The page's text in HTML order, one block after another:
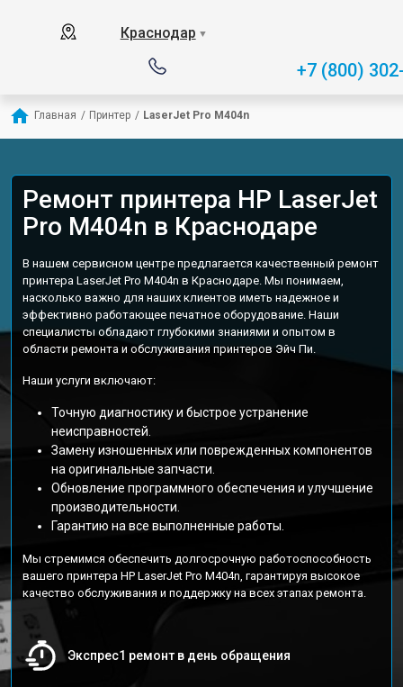
Краснодар ▼
+7 (800)
Главная / Принтер / LaserJet Pro M404n
Ремонт принтера HP LaserJet
Pro M404n в Краснодаре
В нашем сервисном центре предлагается качественный ремонт
принтера LaserJet Pro M404n в Краснодаре. Мы понимаем,
насколько важно для наших клиентов иметь надежное и
эффективно работающее печатное оборудование. Наши
специалисты обладают глубокими знаниями и опытом в
области ремонта и обслуживания принтеров Эйч Пи.
Наши услуги включают:
Точную диагностику и быстрое устранение
неисправностей.
Замену изношенных или поврежденных компонентов
на оригинальные запчасти.
Обновление программного обеспечения и улучшение
производительности.
Гарантию на все выполненные работы.
Мы стремимся обеспечить долгосрочную работоспособность
вашего принтера HP LaserJet Pro M404n, гарантируя высокое
качество обслуживания и поддержку на всех этапах ремонта.
Экспрес1 ремонт в день обращения